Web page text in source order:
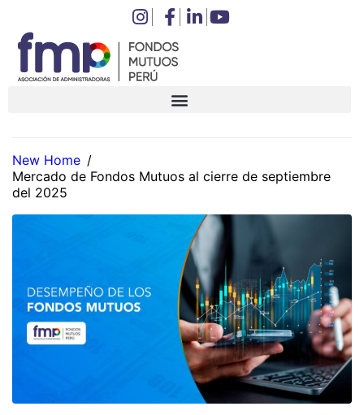
New Home /
Mercado de Fondos Mutuos al cierre de septiembre
del 2025